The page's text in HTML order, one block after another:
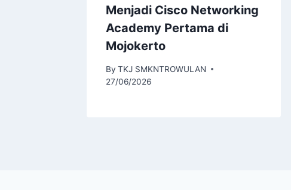
Menjadi Cisco Networking
Academy Pertama di
Mojokerto
By TKJ SMKNTROWULAN
27/06/2026